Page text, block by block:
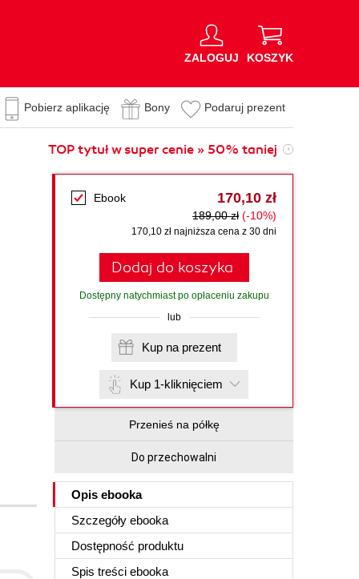
ZALOGUJ KOSZYK
Pobierz aplikację Bony Podaruj prezent
TOP tytuł w super cenie » 50% taniej
Ebook 170,10 zł
189,00 zł (-10%)
170,10 zł najniższa cena z 30 dni
Dodaj do koszyka
Dostępny natychmiast po opłaceniu zakupu
lub
Kup na prezent
Kup 1-kliknięciem
Przenieś na półkę
Do przechowalni
Opis ebooka
Szczegóły ebooka
Dostępność produktu
Spis treści ebooka